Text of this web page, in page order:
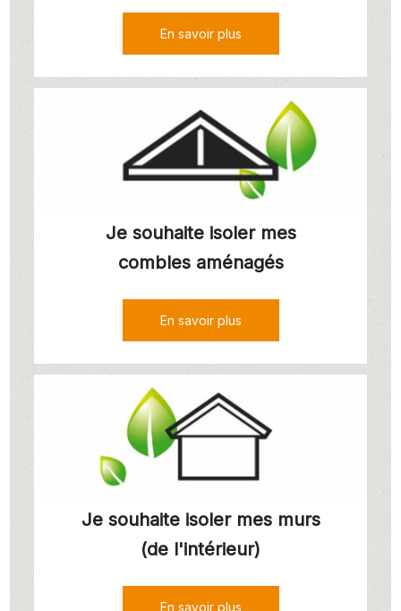
Je souhaite isoler mes
combles aménagés
Je souhaite isoler mes murs
(de l'intérieur)